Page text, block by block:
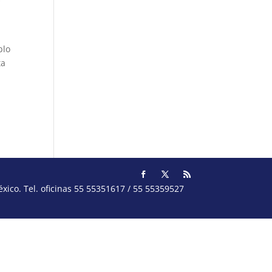
Tel. oficinas 55 55351617 / 55 55359527